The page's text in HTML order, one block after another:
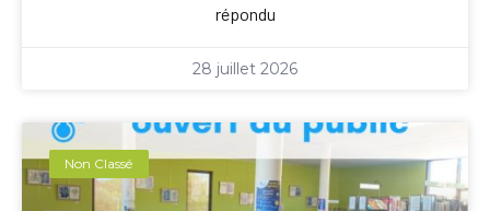
répondu
28 juillet 2026
Non Classé